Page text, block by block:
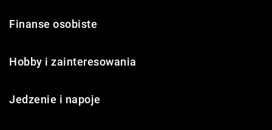
Finanse osobiste
Hobby i zainteresowania
Jedzenie i napoje